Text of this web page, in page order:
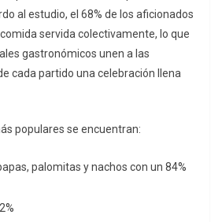
al estudio, el 68% de los aficionados
servida colectivamente, lo que
gastronómicos unen a las
cada partido una celebración llena
populares se encuentran:
palomitas y nachos con un 84%